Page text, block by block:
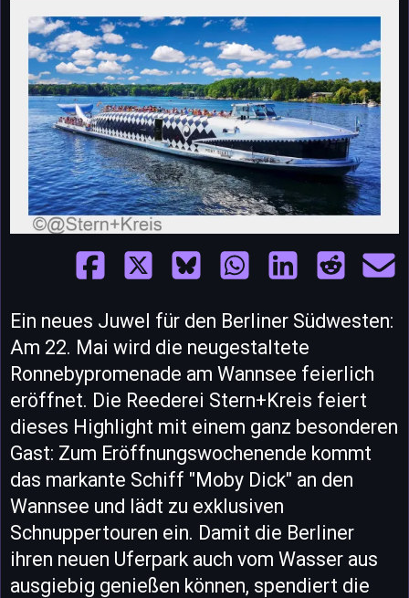
Ein neues Juwel für den Berliner Südwesten:
Am 22. Mai wird die neugestaltete
Ronnebypromenade am Wannsee feierlich
eröffnet. Die Reederei Stern+Kreis feiert
dieses Highlight mit einem ganz besonderen
Gast: Zum Eröffnungswochenende kommt
das markante Schiff "Moby Dick" an den
Wannsee und lädt zu exklusiven
Schnuppertouren ein. Damit die Berliner
ihren neuen Uferpark auch vom Wasser aus
ausgiebig genießen können, spendiert die